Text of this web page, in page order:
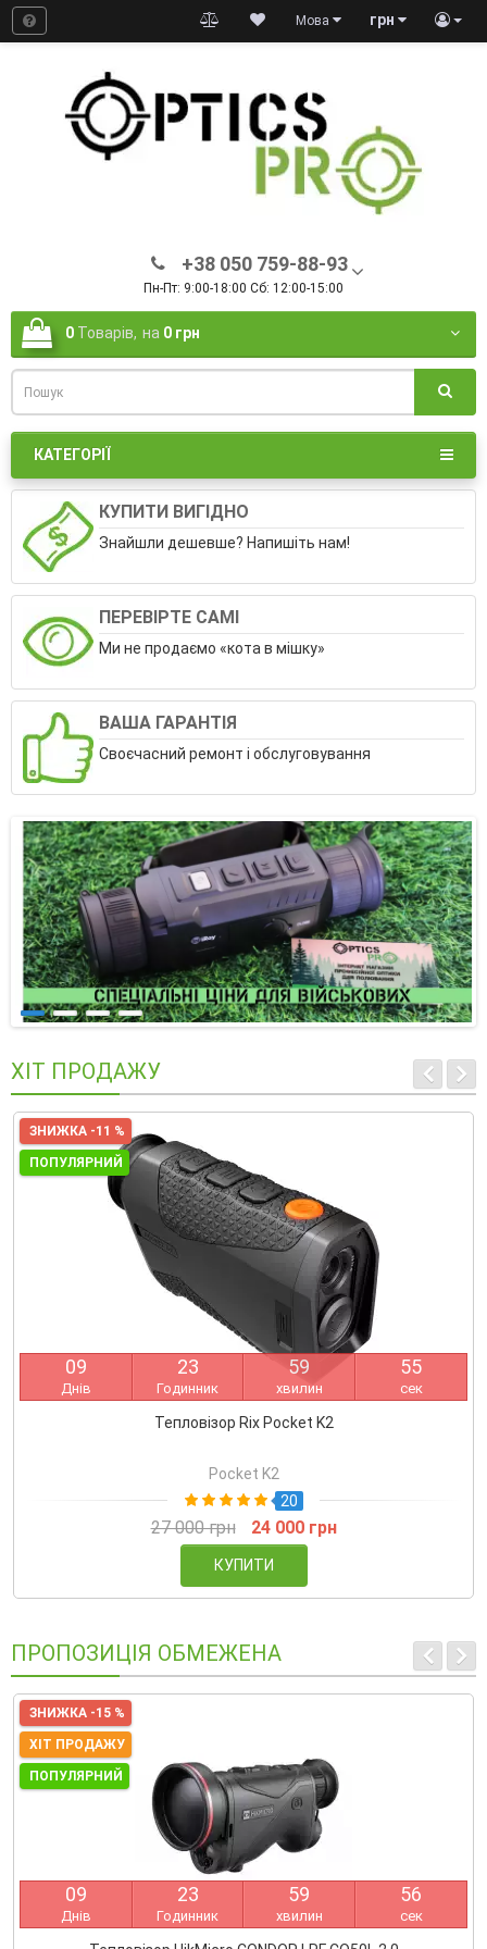
грн
Мова
+38 050 759-88-93
Пн-Пт: 9:00-18:00 Сб: 12:00-15:00
0 Товарів, на 0 грн
КАТЕГОРІЇ
КУПИТИ ВИГІДНО
Знайшли дешевше? Напишіть нам!
ПЕРЕВІРТЕ САМІ
Ми не продаємо «кота в мішку»
ВАША ГАРАНТІЯ
Своєчасний ремонт і обслуговування
ХІТ ПРОДАЖУ
ЗНИЖКА -11 %
ПОПУЛЯРНИЙ
09
Днів
23
Годинник
59
хвилин
55
сек
Тепловізор Rix Pocket K2
Pocket K2
20
27 000 грн 24 000 грн
КУПИТИ
ПРОПОЗИЦІЯ ОБМЕЖЕНА
ЗНИЖКА -15 %
ХІТ ПРОДАЖУ
ПОПУЛЯРНИЙ
09
Днів
23
Годинник
59
хвилин
55
сек